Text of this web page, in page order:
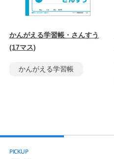
かんがえる学習帳・さんすう
(17マス)
かんがえる学習帳
PICKUP